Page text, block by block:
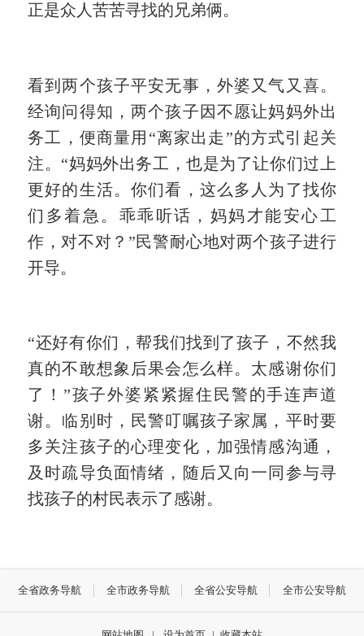
正是众人苦苦寻找的兄弟俩。
看到两个孩子平安无事，外婆又气又喜。
经询问得知，两个孩子因不愿让妈妈外出
务工，便商量用 “离家出走”的方式引起关
注。“妈妈外出务工，也是为了让你们过上
更好的生活。你们看，这么多人为了找你
们多着急。乖乖听话，妈妈才能安心工
作，对不对？”民警耐心地对两个孩子进行
开导。
“还好有你们，帮我们找到了孩子，不然我
真的不敢想象后果会怎么样。太感谢你们
了！”孩子外婆紧紧握住民警的手连声道
谢。临别时，民警叮嘱孩子家属，平时要
多关注孩子的心理变化，加强情感沟通，
及时疏导负面情绪，随后又向一同参与寻
找孩子的村民表示了感谢。
全省政务导航 全市政务导航 全省公安导航 全市公安导航